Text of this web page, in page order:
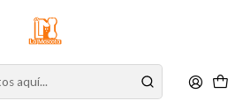
es independiente de la tienda física.
sus productos y espere nuestra
para Gatos
Cremosos
con Hojuelas de Bonito 56 g